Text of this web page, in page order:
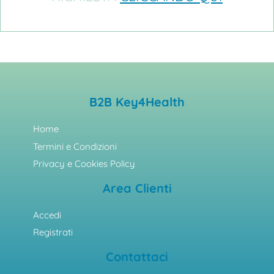
B2B Key4Health
Home
Termini e Condizioni
Privacy e Cookies Policy
Area Clienti
Accedi
Registrati
Contattaci